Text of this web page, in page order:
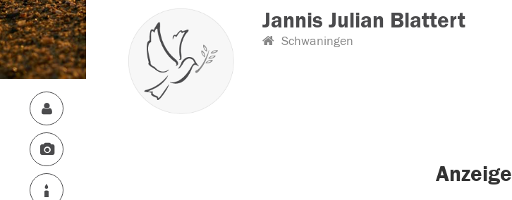
Jannis Julian Blattert
Schwaningen
Anzeige